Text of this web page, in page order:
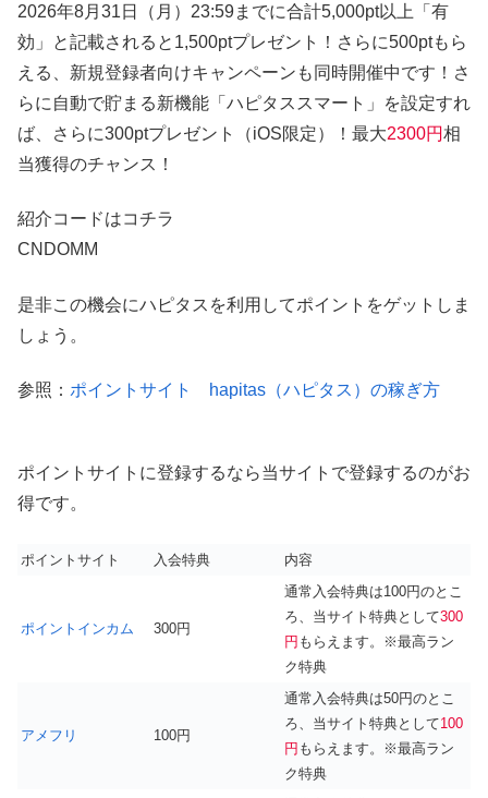
2026年8月31日（月）23:59までに合計5,000pt以上「有
効」と記載されると1,500ptプレゼント！さらに500ptもら
える、新規登録者向けキャンペーンも同時開催中です！さ
らに自動で貯まる新機能「ハピタススマート」を設定すれ
ば、さらに300ptプレゼント（iOS限定）！最大2300円相
当獲得のチャンス！
紹介コードはコチラ
CNDOMM
是非この機会にハピタスを利用してポイントをゲットしま
しょう。
参照： ポイントサイト hapitas（ハピタス）の稼ぎ方
ポイントサイトに登録するなら当サイトで登録するのがお
得です。
ポイントサイト 入会特典 内容
ポイントインカム 300円
通常入会特典は100円のとこ
ろ、当サイト特典として300
円 もらえます。※最高ラン
ク特典
アメフリ 100円
通常入会特典は50円のとこ
ろ、当サイト特典として100
円 もらえます。※最高ラン
ク特典